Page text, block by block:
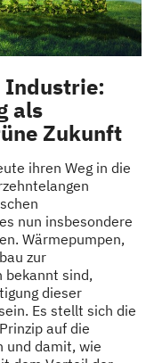
Industrie:
als
Zukunft
ihren Weg in die
nun insbesondere
Wärmepumpen,
zur
bekannt sind,
dieser
Es stellt sich die
auf die
und damit, wie